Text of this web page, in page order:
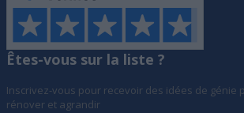
Êtes-vous sur la liste ?
Inscrivez-vous pour recevoir des idées de génie
rénover et agrandir